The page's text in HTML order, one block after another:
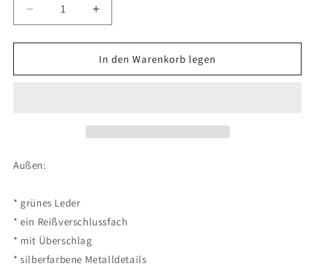
Verringere
die
Menge
Lemberg
Erhöhe
die
Menge
für
Lemberg
In den Warenkorb legen
Außen:
* grünes Leder
* ein Reißverschlussfach
* mit Überschlag
* silberfarbene Metalldetails